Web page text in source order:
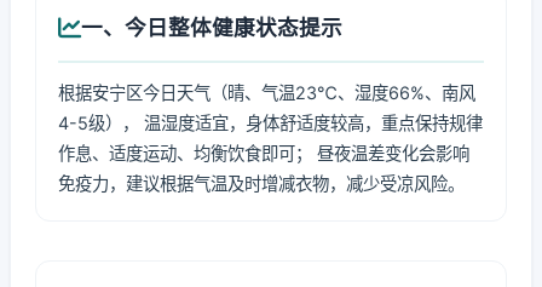
一、今日整体健康状态提示
根据安宁区今日天气（晴、气温23℃、湿度66%、南风
4-5级）， 温湿度适宜，身体舒适度较高，重点保持规律
作息、适度运动、均衡饮食即可； 昼夜温差变化会影响
免疫力，建议根据气温及时增减衣物，减少受凉风险。